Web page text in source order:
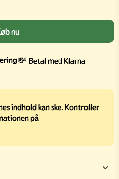
nu
💸 Betal med Klarna
indhold kan ske. Kontroller
på